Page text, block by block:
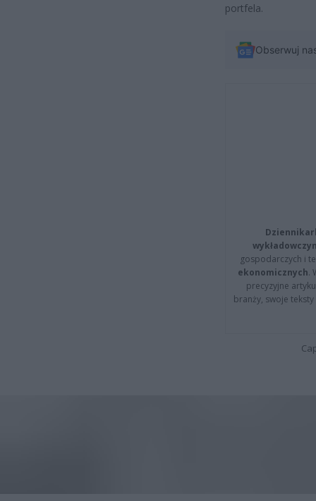
portfela.
Obserwuj
gospodarczych i
ekonomicznych.
precyzyjne
branży, swoje